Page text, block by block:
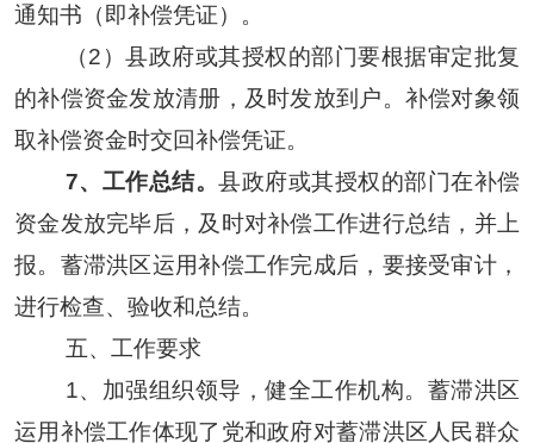
通知书（即补偿凭证）。
（2）县政府或其授权的部门要根据审定批复
的补偿资金发放清册，及时发放到户。补偿对象领
取补偿资金时交回补偿凭证。
7、工作总结。县政府或其授权的部门在补偿
资金发放完毕后，及时对补偿工作进行总结，并上
报。蓄滞洪区运用补偿工作完成后，要接受审计，
进行检查、验收和总结。
五、工作要求
1、加强组织领导，健全工作机构。蓄滞洪区
运用补偿工作体现了党和政府对蓄滞洪区人民群众